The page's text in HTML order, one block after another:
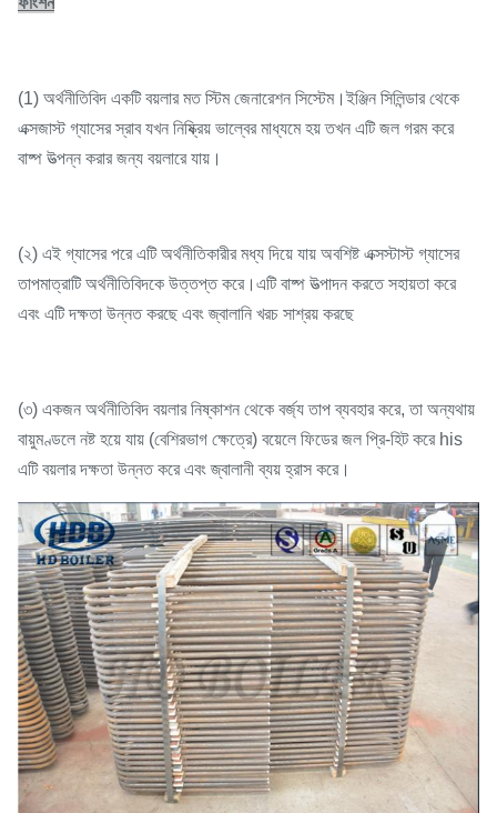
(1) অর্থনীতিবিদ একটি বয়লার মত স্টিম জেনারেশন সিস্টেম।ইঞ্জিন সিলিন্ডার থেকে
এক্সজাস্ট গ্যাসের স্রাব যখন নিষ্ক্রিয় ভাল্বের মাধ্যমে হয় তখন এটি জল গরম করে
বাষ্প উত্পন্ন করার জন্য বয়লারে যায়।
(২) এই গ্যাসের পরে এটি অর্থনীতিকারীর মধ্য দিয়ে যায় অবশিষ্ট এক্সস্টাস্ট গ্যাসের
তাপমাত্রাটি অর্থনীতিবিদকে উত্তপ্ত করে।এটি বাষ্প উত্পাদন করতে সহায়তা করে
এবং এটি দক্ষতা উন্নত করছে এবং জ্বালানি খরচ সাশ্রয় করছে
(৩) একজন অর্থনীতিবিদ বয়লার নিষ্কাশন থেকে বর্জ্য তাপ ব্যবহার করে, তা অন্যথায়
বায়ুমণ্ডলে নষ্ট হয়ে যায় (বেশিরভাগ ক্ষেত্রে) বয়েলে ফিডের জল প্রি-হিট করে his
এটি বয়লার দক্ষতা উন্নত করে এবং জ্বালানী ব্যয় হ্রাস করে।